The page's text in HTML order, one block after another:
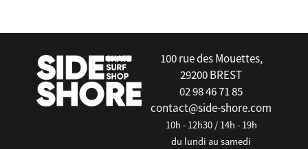
100 rue des Mouettes,
29200 BREST
02 98 46 71 85
contact@side-shore.com
10h - 12h30 / 14h - 19h
du lundi au samedi